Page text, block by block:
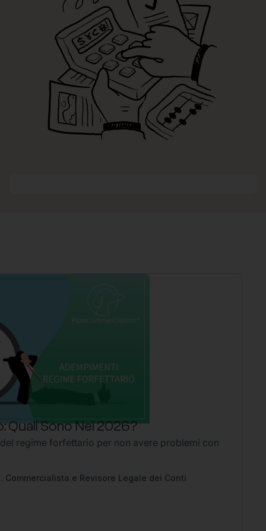
Sono Nel 2026?
regime forfettario per non avere problemi con
Commercialista e Revisore Legale dei Conti